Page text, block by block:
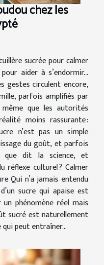
chez les
sucrée pour calmer
aider à s’endormir…
gestes circulent encore,
parfois amplifiés par
que les autorités
moins rassurante :
n’est pas un simple
du goût, et parfois
que dit la science, et
culturel ? Calmer
Qui n’a jamais entendu
sucre qui apaise est
phénomène réel mais
sucré est naturellement
qui peut entraîner...